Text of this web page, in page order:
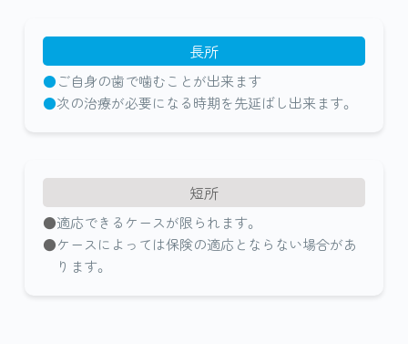
長所
ご自身の歯で噛むことが出来ます
次の治療が必要になる時期を先延ばし出来ます。
短所
適応できるケースが限られます。
ケースによっては保険の適応とならない場合があ
ります。